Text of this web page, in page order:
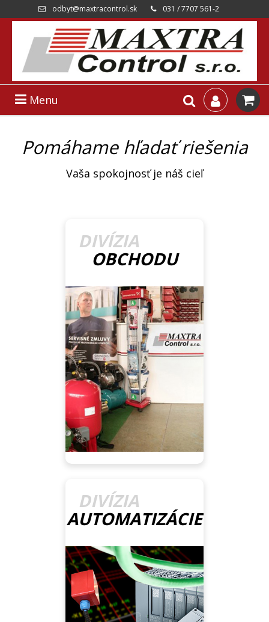
odbyt@maxtracontrol.sk 031 / 7707 561-2
Menu
Pomáhame hľadať riešenia
Vaša spokojnosť je náš cieľ
DIVÍZIA
OBCHODU
DIVÍZIA
AUTOMATIZÁCIE